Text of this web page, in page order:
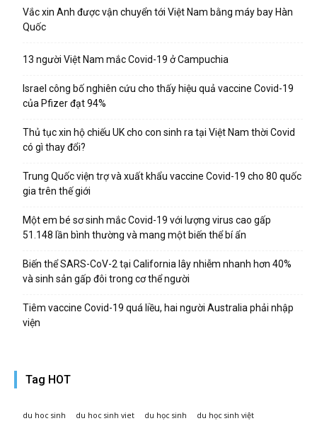
Vắc xin Anh được vận chuyển tới Việt Nam bằng máy bay Hàn
Quốc
13 người Việt Nam mắc Covid-19 ở Campuchia
Israel công bố nghiên cứu cho thấy hiệu quả vaccine Covid-19
của Pfizer đạt 94%
Thủ tục xin hộ chiếu UK cho con sinh ra tại Việt Nam thời Covid
có gì thay đổi?
Trung Quốc viện trợ và xuất khẩu vaccine Covid-19 cho 80 quốc
gia trên thế giới
Một em bé sơ sinh mắc Covid-19 với lượng virus cao gấp
51.148 lần bình thường và mang một biến thể bí ẩn
Biến thể SARS-CoV-2 tại California lây nhiễm nhanh hơn 40%
và sinh sản gấp đôi trong cơ thể người
Tiêm vaccine Covid-19 quá liều, hai người Australia phải nhập
viện
Tag HOT
du hoc sinh du hoc sinh viet du học sinh du học sinh việt